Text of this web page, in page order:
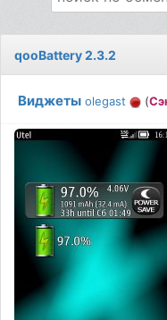
qooBattery 2.3.2
Виджеты olegast (